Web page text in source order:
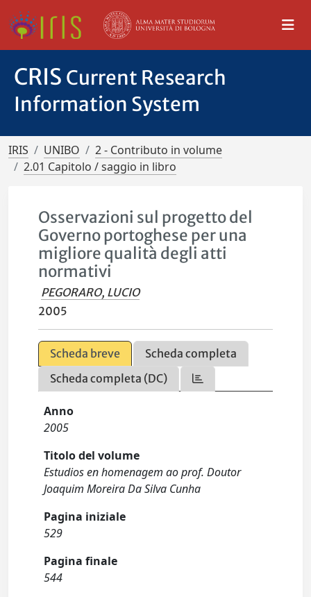
CRIS Current Research
Information System
IRIS UNIBO
2 - Contributo in volume
2.01 Capitolo / saggio in libro
Osservazioni sul progetto del
Governo portoghese per una
migliore qualità degli atti
normativi
PEGORARO, LUCIO
2005
Scheda breve
Scheda completa
Scheda completa (DC)
Anno
2005
Titolo del volume
Estudios en homenagem ao prof. Doutor
Joaquim Moreira Da Silva Cunha
Pagina iniziale
529
Pagina finale
544